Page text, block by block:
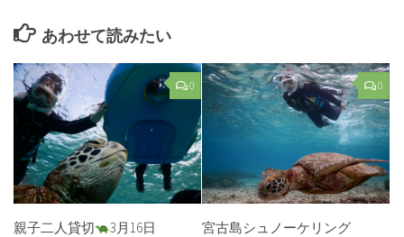
あわせて読みたい
0
親子二人貸切 3月16日
0
宮古島シュノーケリング